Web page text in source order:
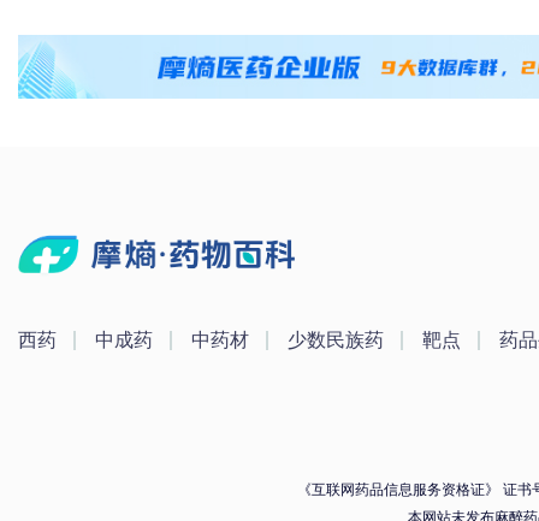
西药 中成药 中药材 少数民族药 靶点 药
《互联网药品信息服务资格证》 证书
本网站未发布麻醉